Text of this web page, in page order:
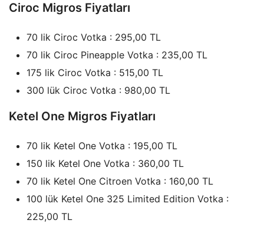
Ciroc Migros Fiyatları
70 lik Ciroc Votka : 295,00 TL
70 lik Ciroc Pineapple Votka : 235,00 TL
175 lik Ciroc Votka : 515,00 TL
300 lük Ciroc Votka : 980,00 TL
Ketel One Migros Fiyatları
70 lik Ketel One Votka : 195,00 TL
150 lik Ketel One Votka : 360,00 TL
70 lik Ketel One Citroen Votka : 160,00 TL
100 lük Ketel One 325 Limited Edition Votka :
225,00 TL